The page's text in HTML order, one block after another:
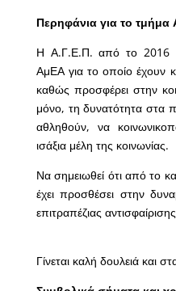
Περηφάνια για το
Η Α.Γ.Ε.Π. από το 2016
ΑμΕΑ για το οποίο έχουν
καθώς προσφέρει στην
μόνο, τη δυνατότητα στα
αθληθούν, να
ισάξια μέλη της κοινωνίας.
Να σημειωθεί ότι από το
έχει προσθέσει στην
επιτραπέζιας
Γίνεται καλή δουλειά και